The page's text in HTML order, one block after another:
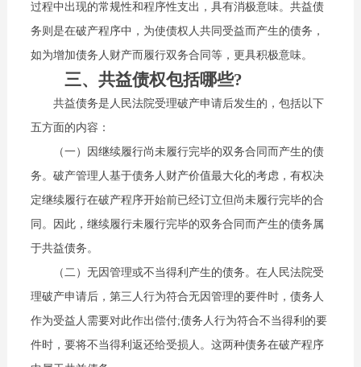
过程中出现的常规性和程序性支出，具有消极意味。共益债
务则是在破产程序中，为使债权人共同受益而产生的债务，
如为增加债务人财产而履行双务合同等，更具积极意味。
三、共益债权包括哪些?
共益债务是人民法院受理破产申请后发生的，包括以下
五方面的内容：
（一）因继续履行尚未履行完毕的双务合同而产生的债
务。破产管理人基于债务人财产价值最大化的考虑，有权决
定继续履行在破产程序开始前已经订立但尚未履行完毕的合
同。因此，继续履行未履行完毕的双务合同而产生的债务属
于共益债务。
（二）无因管理或不当得利产生的债务。在人民法院受
理破产申请后，第三人行为符合无因管理的要件时，债务人
作为受益人需要对此作出偿付;债务人行为符合不当得利的要
件时，要将不当得利返还给受损人。这两种债务在破产程序